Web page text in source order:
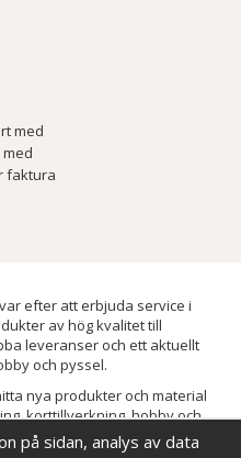
med
faktura
efter att erbjuda service i
av hög kvalitet till
leveranser och ett aktuellt
och pyssel.
nya produkter och material
korttillverkning, hobby och
och löpande förbättra och
på sidan, analys av data